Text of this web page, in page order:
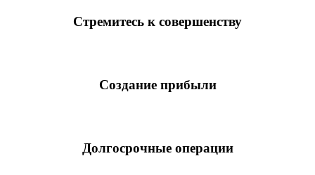
Стремитесь к совершенству
Создание прибыли
Долгосрочные операции